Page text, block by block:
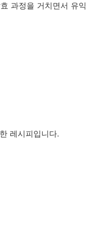
과정을 거치면서 유익
레시피입니다.